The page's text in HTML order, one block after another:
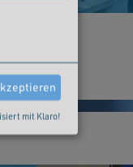
mit Klaro!